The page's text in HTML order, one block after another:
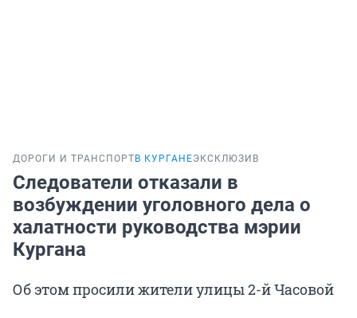
ДОРОГИ И ТРАНСПОРТ В КУРГАНЕЭКСКЛЮЗИВ
Следователи отказали в
возбуждении уголовного дела о
халатности руководства мэрии
Кургана
Об этом просили жители улицы 2-й Часовой